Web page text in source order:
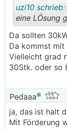
uzi10 schrieb:
eine LÖsung
Da sollten
Da kommst mit
Vielleicht grad
30Stk. oder so
Pedaaa
ja, das ist halt
Mit Förderung